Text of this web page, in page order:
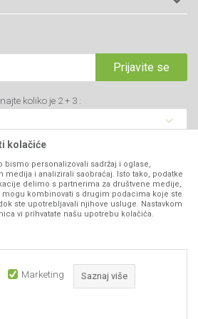
Prijavite se
koliko je 2 + 3 :
Prijavite se
kolačiće
bismo personalizovali sadržaj i oglase,
i analizirali saobraćaj. Isto tako, podatke
delimo s partnerima za društvene medije,
mogu kombinovati s drugim podacima koje ste
ste upotrebljavali njihove usluge. Nastavkom
vi prihvatate našu upotrebu kolačića.
Marketing Saznaj više